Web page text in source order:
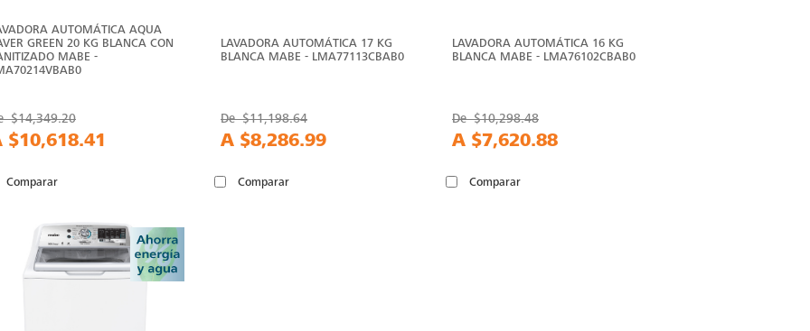
AUTOMÁTICA AQUA
GREEN 20 KG BLANCA CON
MABE -
$14,349.20
$10,618.41
Comparar
LAVADORA AUTOMÁTICA 17 KG
BLANCA MABE - LMA77113CBAB0
De$11,198.64
A $8,286.99
Comparar
LAVADORA AUTOMÁTICA 16 KG
BLANCA MABE - LMA76102CBAB0
De$10,298.48
A $7,620.88
Comparar